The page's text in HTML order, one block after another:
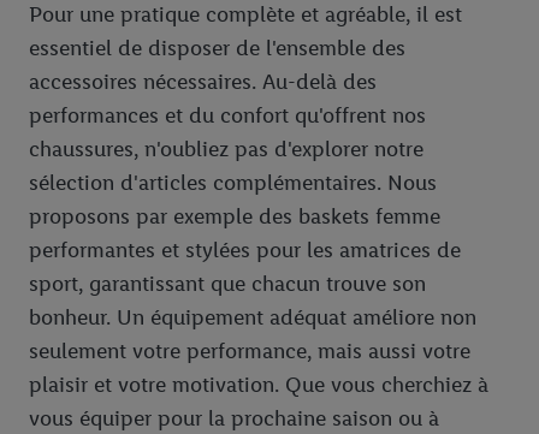
Pour une pratique complète et agréable, il est
essentiel de disposer de l'ensemble des
accessoires nécessaires. Au-delà des
performances et du confort qu'offrent nos
chaussures, n'oubliez pas d'explorer notre
sélection d'articles complémentaires. Nous
proposons par exemple des baskets femme
performantes et stylées pour les amatrices de
sport, garantissant que chacun trouve son
bonheur. Un équipement adéquat améliore non
seulement votre performance, mais aussi votre
plaisir et votre motivation. Que vous cherchiez à
vous équiper pour la prochaine saison ou à